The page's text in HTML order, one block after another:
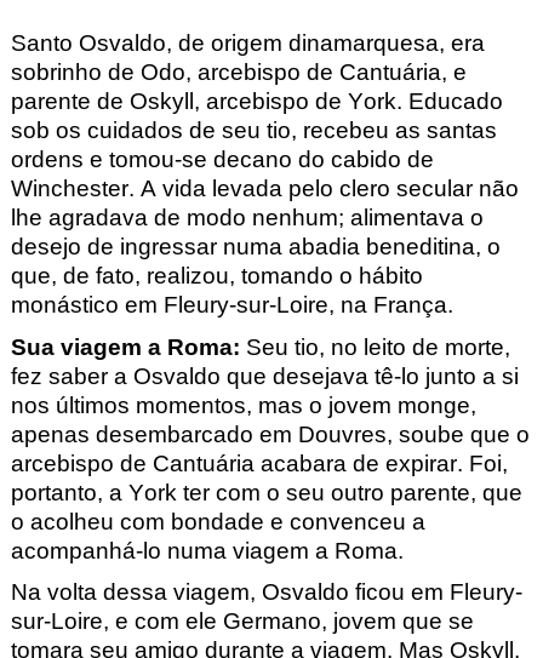
Santo Osvaldo, de origem dinamarquesa, era
sobrinho de Odo, arcebispo de Cantuária, e
parente de Oskyll, arcebispo de York. Educado
sob os cuidados de seu tio, recebeu as santas
ordens e tomou-se decano do cabido de
Winchester. A vida levada pelo clero secular não
lhe agradava de modo nenhum; alimentava o
desejo de ingressar numa abadia beneditina, o
que, de fato, realizou, tomando o hábito
monástico em Fleury-sur-Loire, na França.
Sua viagem a Roma: Seu tio, no leito de morte,
fez saber a Osvaldo que desejava tê-lo junto a si
nos últimos momentos, mas o jovem monge,
apenas desembarcado em Douvres, soube que o
arcebispo de Cantuária acabara de expirar. Foi,
portanto, a York ter com o seu outro parente, que
o acolheu com bondade e convenceu a
acompanhá-lo numa viagem a Roma.
Na volta dessa viagem, Osvaldo ficou em Fleury-
sur-Loire, e com ele Germano, jovem que se
tomara seu amigo durante a viagem. Mas Oskyll,